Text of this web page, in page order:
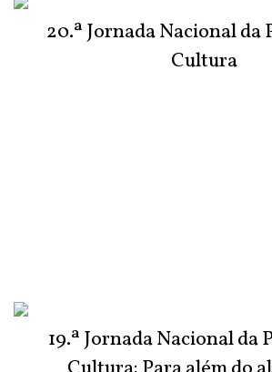
20.ª Jornada Nacional da
Cultura
19.ª Jornada Nacional da